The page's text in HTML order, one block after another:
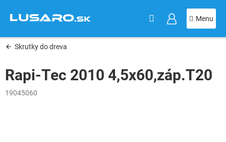
obsah
Skrutky do dreva
Rapi-Tec 2010 4,5x60,záp.T20
19045060